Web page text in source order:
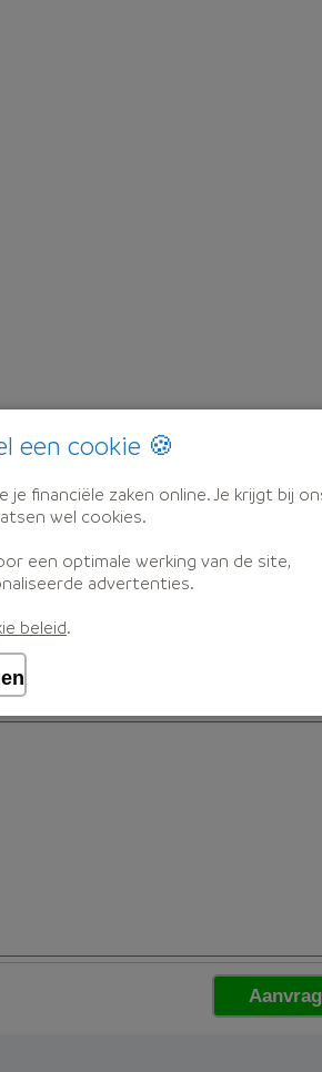
een cookie 🍪
je financiële zaken online. Je krijgt bij
wel cookies.
een optimale werking van de site,
advertenties.
beleid.